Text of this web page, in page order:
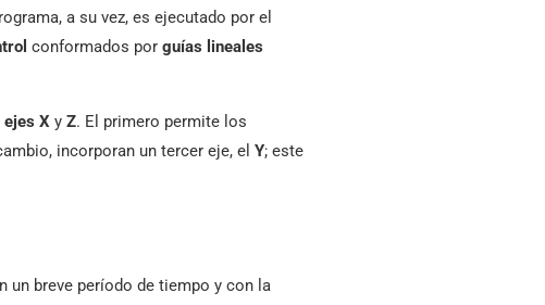
a su vez, es ejecutado por el
conformados por guías lineales
ejes X y Z. El primero permite los
incorporan un tercer eje, el Y; este
un breve período de tiempo y con la